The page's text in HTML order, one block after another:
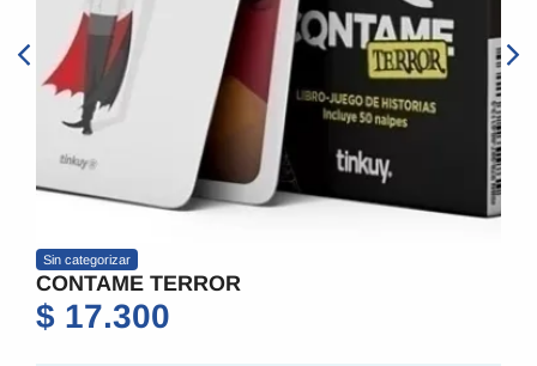
categorizar
TERROR
17.300